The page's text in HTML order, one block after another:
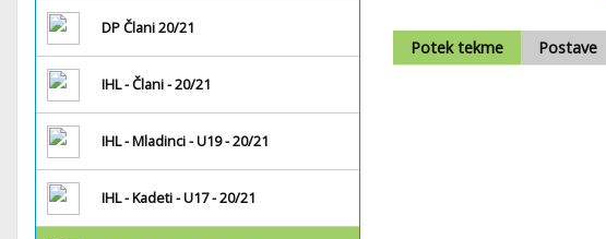
DP Člani 20/21
IHL - Člani - 20/21
IHL - Mladinci - U19 - 20/21
IHL - Kadeti - U17 - 20/21
Potek tekme Postave